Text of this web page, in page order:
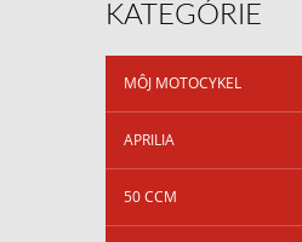
KATEGÓRIE
MÔJ MOTOCYKEL
APRILIA
50 CCM